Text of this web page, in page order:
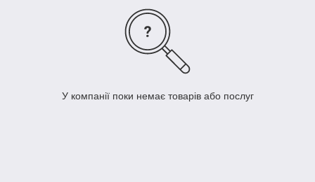
У компанії поки немає товарів або послуг